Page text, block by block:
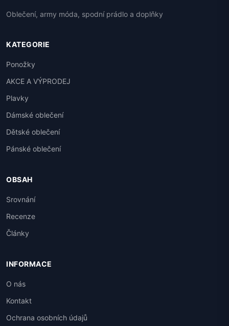
Oblečení, army móda, spodní prádlo a doplňky
KATEGORIE
Ponožky
AKCE A VÝPRODEJ
Plavky
Dámské oblečení
Dětské oblečení
Pánské oblečení
OBSAH
Srovnání
Recenze
Články
INFORMACE
O nás
Kontakt
Ochrana osobních údajů